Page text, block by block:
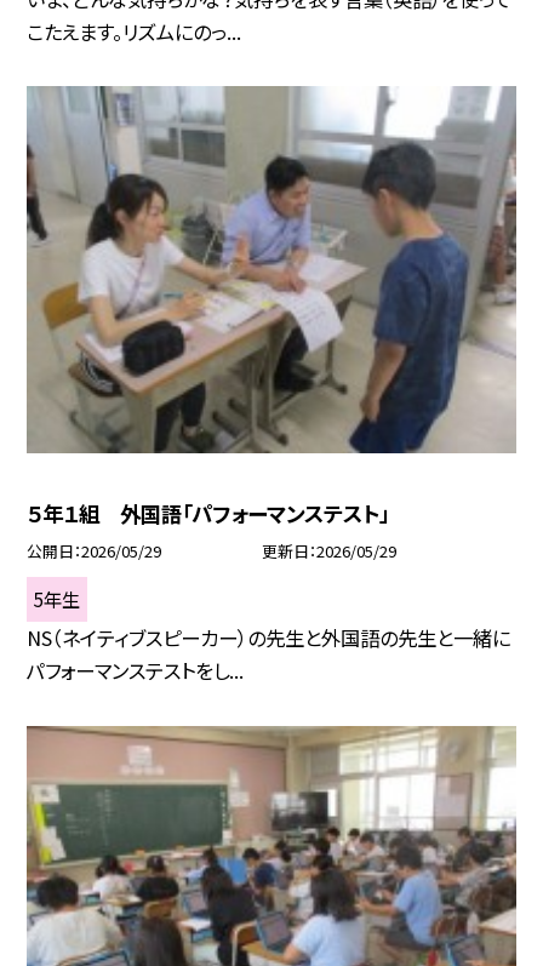
こたえます。リズムにのっ...
５年１組 外国語「パフォーマンステスト」
公開日 2026/05/29 更新日 2026/05/29
5年生
NS（ネイティブスピーカー）の先生と外国語の先生と一緒に
パフォーマンステストをし...